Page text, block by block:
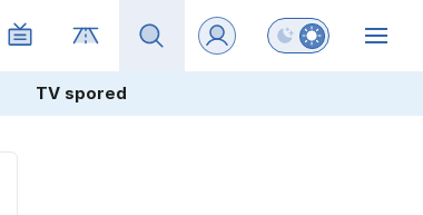
Preklopi barvni
TV spored